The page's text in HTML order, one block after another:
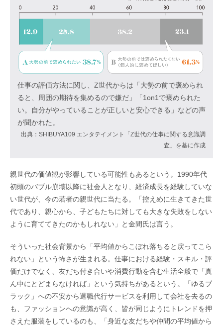
仕事の評価方法に関し、Z世代からは「大勢の前で褒められ
ると、周囲の期待を集めるので嫌だ」「1on1で褒められた
い。自分がやっていることが正しいと安心できる」などの声
が聞かれた。
出典：SHIBUYA109 エンタテイメント「Z世代の仕事に関する意識調
査」を基に作成
親世代の価値観が影響している可能性もあるという。1990年代
初頭のバブル崩壊以降に社会人となり、経済成長を経験していな
い世代が、今の若者の親世代に当たる。「控えめに生きてきた世
代であり、親心から、子どもたちに対しても大きな失敗をしない
ように育ててきたのかもしれない」と金間氏は言う。
そういった社会背景から「平均値からこぼれ落ちると戻ってこら
れない」という怖さが生まれる。仕事における経験・スキル・評
価だけでなく、友だち付き合いや消費行動を含む生活全般で「真
ん中にとどまらなければ」という気持ちがあるという。「ゆるブ
ラック」への不安から退職代行サービスを利用して会社を去るの
も、ファッションへの意識が高く、皆が同じようにトレンドを押
さえた服装をしているのも、「身近な友だちや仲間の平均値から